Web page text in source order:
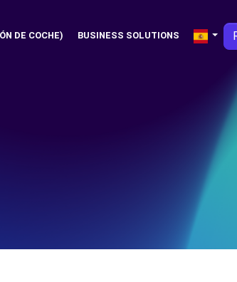
DE COCHE) BUSINESS SOLUTIONS